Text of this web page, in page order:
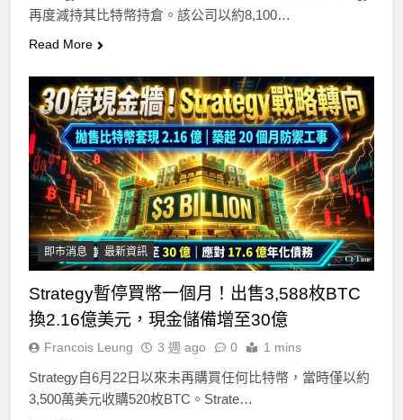
再度減持其比特幣持倉。該公司以約8,100…
Read More
即市消息 最新資訊
Strategy暫停買幣一個月！出售3,588枚BTC
換2.16億美元，現金儲備增至30億
Francois Leung 3 週 ago 0 1 mins
Strategy自6月22日以來未再購買任何比特幣，當時僅以約
3,500萬美元收購520枚BTC。Strate…